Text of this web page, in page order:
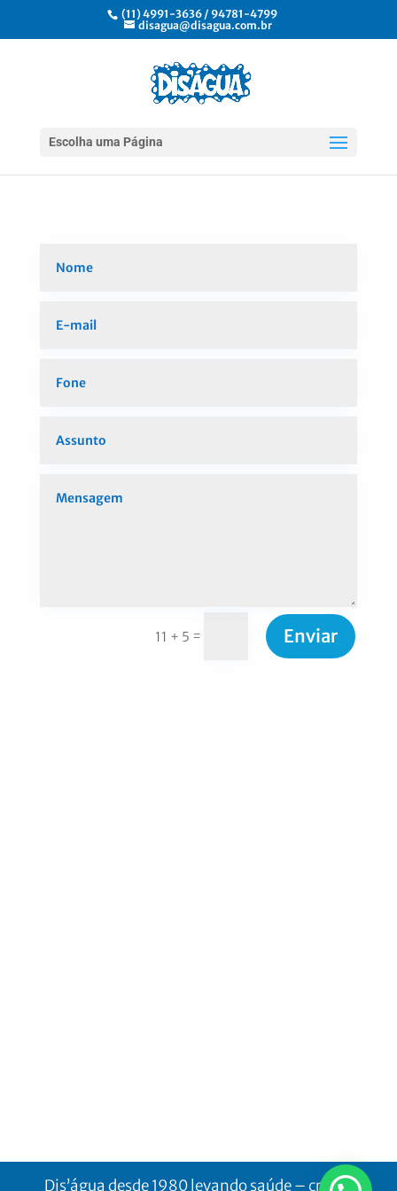
(11) 4991-3636 / 94781-4799
disagua@disagua.com.br
Escolha uma Página
11 + 5 = Enviar
Dis’água desde 1980 levando saúde – criado